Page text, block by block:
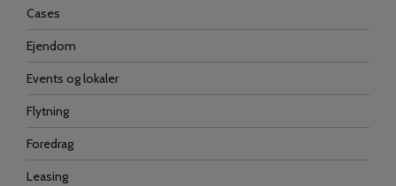
Cases
Ejendom
Events og lokaler
Flytning
Foredrag
Leasing